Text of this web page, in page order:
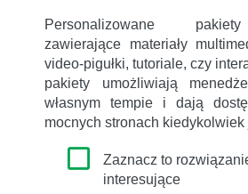
Personalizowane
zawierające materiały
video-pigułki, tutoriale, czy
pakiety umożliwiają
własnym tempie i dają
mocnych stronach
Zaznacz to
interesujące